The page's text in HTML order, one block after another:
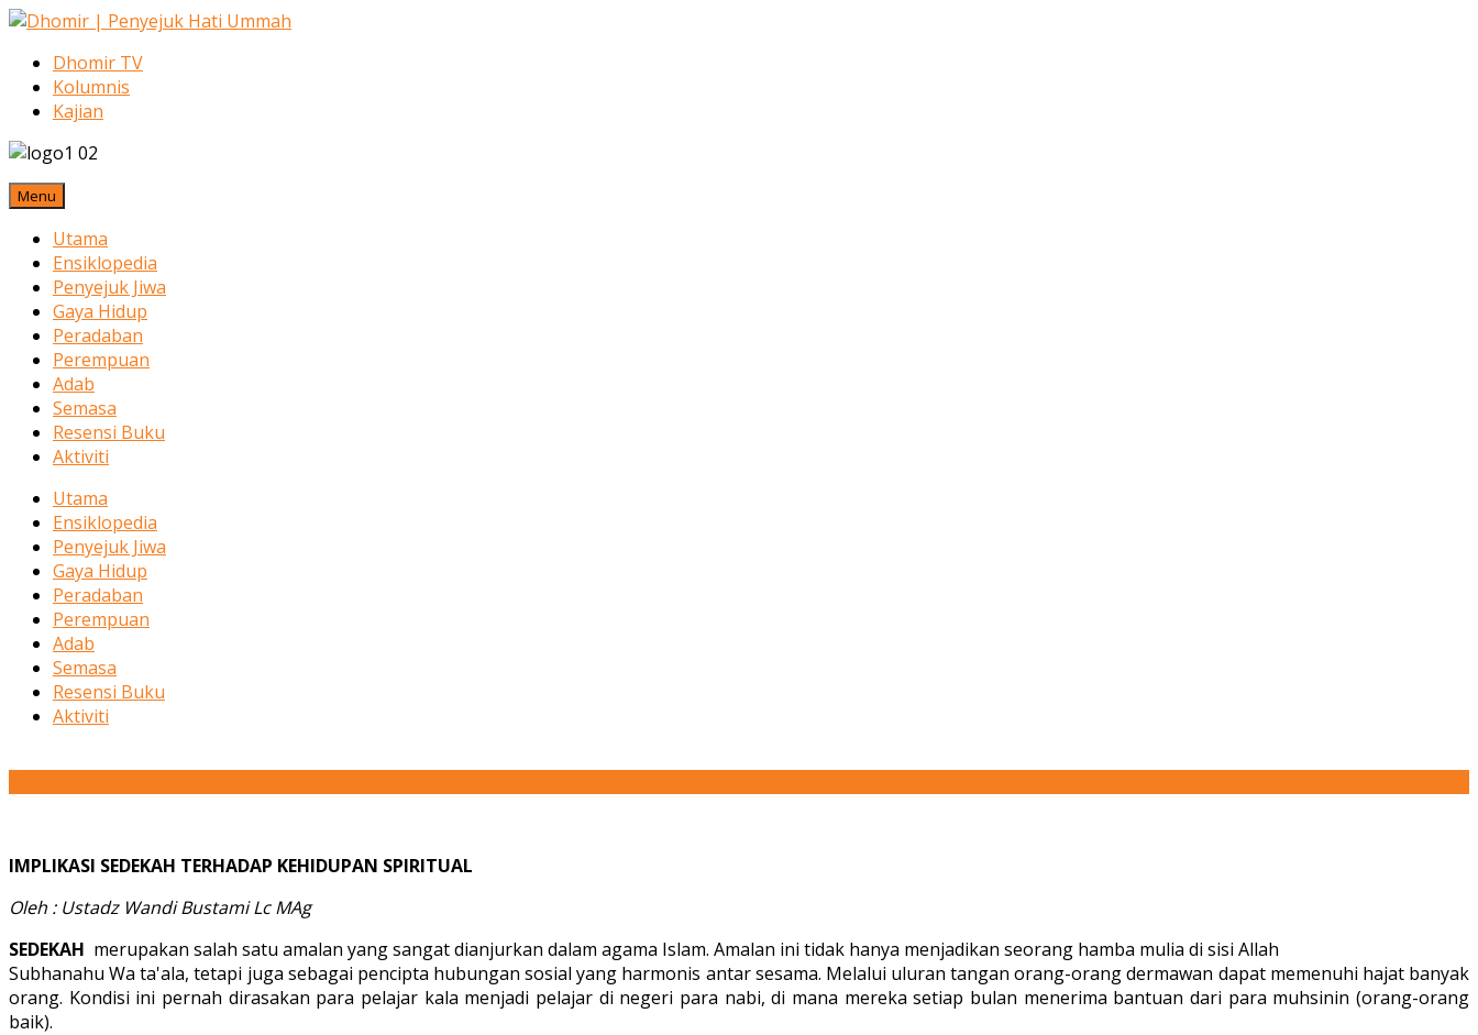
Dhomir TV
Kolumnis
Kajian
Menu
Utama
Ensiklopedia
Penyejuk Jiwa
Gaya Hidup
Peradaban
Perempuan
Adab
Semasa
Resensi Buku
Aktiviti
Utama
Ensiklopedia
Penyejuk Jiwa
Gaya Hidup
Peradaban
Perempuan
Adab
Semasa
Resensi Buku
Aktiviti
IMPLIKASI SEDEKAH TERHADAP KEHIDUPAN SPIRITUAL
Oleh : Ustadz Wandi Bustami Lc MAg
SEDEKAH merupakan salah satu amalan yang sangat dianjurkan dalam agama Islam. Amalan ini tidak hanya menjadikan seorang hamba mulia di sisi Allah
Subhanahu Wa ta'ala, tetapi juga sebagai pencipta hubungan sosial yang harmonis antar sesama. Melalui uluran tangan orang-orang dermawan dapat memenuhi hajat banyak
orang. Kondisi ini pernah dirasakan para pelajar kala menjadi pelajar di negeri para nabi, di mana mereka setiap bulan menerima bantuan dari para muhsinin (orang-orang
baik).